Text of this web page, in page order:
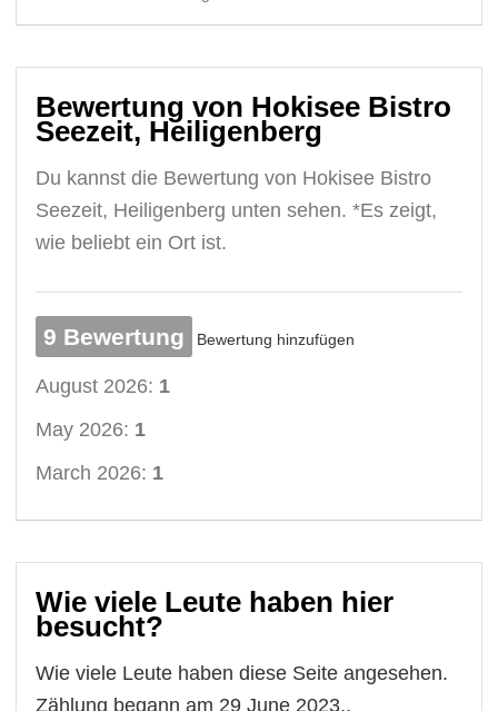
Bewertung von Hokisee Bistro
Seezeit, Heiligenberg
Du kannst die Bewertung von Hokisee Bistro
Seezeit, Heiligenberg unten sehen. *Es zeigt,
wie beliebt ein Ort ist.
9 Bewertung Bewertung hinzufügen
August 2026: 1
May 2026: 1
March 2026: 1
Wie viele Leute haben hier
besucht?
Wie viele Leute haben diese Seite angesehen.
Zählung begann am 29 June 2023..